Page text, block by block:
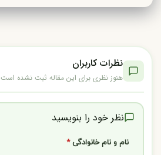
نظرات کاربران
هنوز نظری برای این مقاله ثبت نشده است
نظر خود را بنویسید
نام و نام خانوادگی*